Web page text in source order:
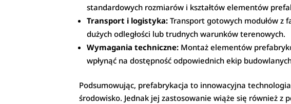
standardowych rozmiarów i kształtów elementów
Transport i logistyka: Transport gotowych modułów z
dużych odległości lub trudnych warunków terenowych.
Wymagania techniczne: Montaż elementów
wpłynąć na dostępność odpowiednich ekip
Podsumowując, prefabrykacja to innowacyjna
środowisko. Jednak jej zastosowanie wiąże się również